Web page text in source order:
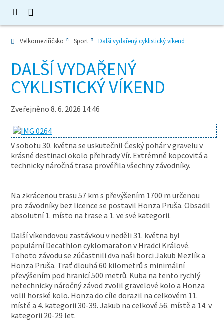
Velkomeziříčsko Sport Další vydařený cyklistický víkend
DALŠÍ VYDAŘENÝ
CYKLISTICKÝ VÍKEND
Zveřejněno 8. 6. 2026 14:46
V sobotu 30. května se uskutečnil Český pohár v gravelu v
krásné destinaci okolo přehrady Vír. Extrémně kopcovitá a
technicky náročná trasa prověřila všechny závodníky.
Na zkrácenou trasu 57 km s převýšením 1700 m určenou
pro závodníky bez licence se postavil Honza Pruša. Obsadil
absolutní 1. místo na trase a 1. ve své kategorii.
Další víkendovou zastávkou v neděli 31. května byl
populární Decathlon cyklomaraton v Hradci Králové.
Tohoto závodu se zúčastnili dva naši borci Jakub Mezlík a
Honza Pruša. Trať dlouhá 60 kilometrů s minimální
převýšením pod hranicí 500 metrů. Kuba na tento rychlý
netechnicky náročný závod zvolil gravelové kolo a Honza
volil horské kolo. Honza do cíle dorazil na celkovém 11.
místě a 4. kategorii 30-39. Jakub na celkově 56. místě a 14. v
kategorii 20-29 let.